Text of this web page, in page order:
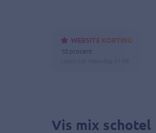
WEBSITE KORTING
10 procent
Vis mix schotel